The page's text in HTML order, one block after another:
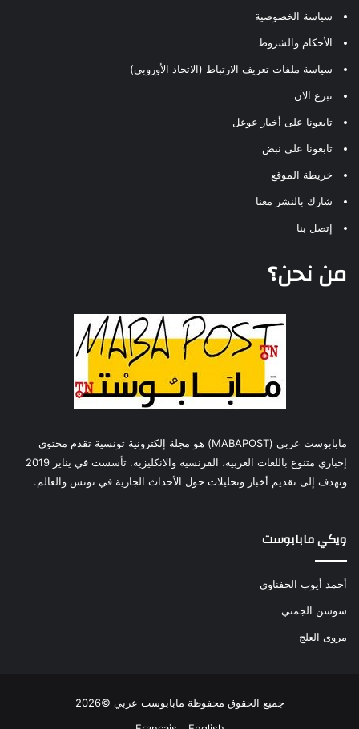
سياسة الخصوصية
الأحكام والشروط
سياسة ملفات تعريف الارتباط (الاتحاد الأوروبي)
تبرع الآن
تابعونا على أخبار غوغل
تابعونا على نبض
خريطة الموقع
شارك بالنشر معنا
إتصل بنا
من نحن؟
مابابوست عربي (MABAPOST) هو مجلة إلكترونية تونسية تقدم محتوى
إخباري متنوع باللغات العربية، الفرنسية والانكليزية. تأسست في يناير 2019
وتهدف إلى تقديم أخبار وتحليلات حول الأحداث الجارية في تونس والعالم.
ويكي مابابوست
أحمد أيوب الحفناوي
سوسن الجمني
مروى العلج
جميع الحقوق محفوظة مابابوست عربي ©2026